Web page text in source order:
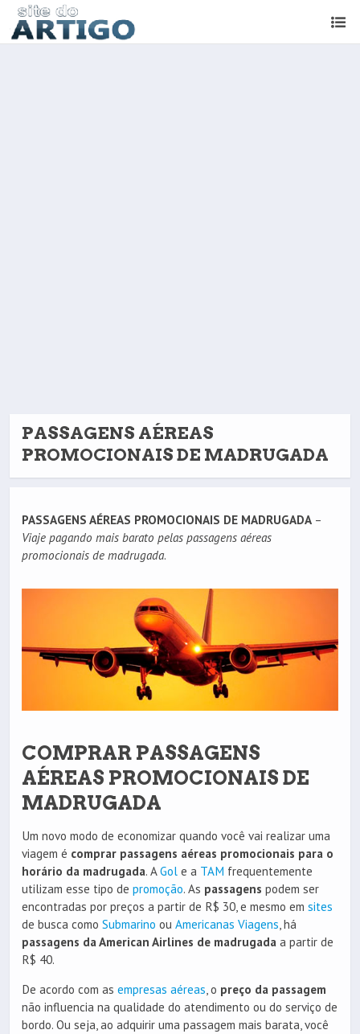
PASSAGENS AÉREAS
PROMOCIONAIS DE MADRUGADA
PASSAGENS AÉREAS PROMOCIONAIS DE MADRUGADA –
Viaje pagando mais barato pelas passagens aéreas
promocionais de madrugada.
COMPRAR PASSAGENS
AÉREAS PROMOCIONAIS DE
MADRUGADA
Um novo modo de economizar quando você vai realizar uma
viagem é comprar passagens aéreas promocionais para o
horário da madrugada. AGol e a TAM frequentemente
utilizam esse tipo de promoção. As passagens podem ser
encontradas por preços a partir de R$ 30, e mesmo em sites
de busca como Submarino ou Americanas Viagens, há
passagens da American Airlines de madrugada a partir de
R$ 40.
De acordo com as empresas aéreas, o preço da passagem
não influencia na qualidade do atendimento ou do serviço de
bordo. Ou seja, ao adquirir uma passagem mais barata, você